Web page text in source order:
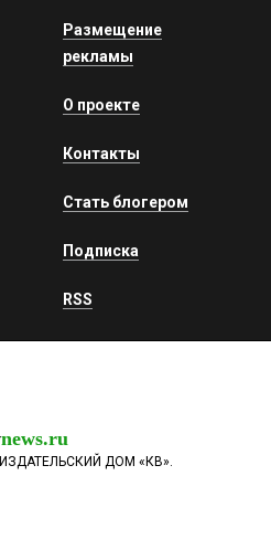
Размещение
рекламы
О проекте
Контакты
Стать блогером
Подписка
RSS
news.ru
ДОМ «КВ».